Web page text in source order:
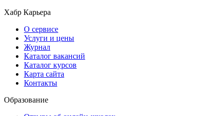
Хабр Карьера
О сервисе
Услуги и цены
Журнал
Каталог вакансий
Каталог курсов
Карта сайта
Контакты
Образование